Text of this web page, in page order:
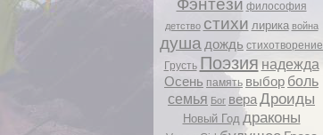
философия
детство стихи лирика война
душа дождь стихотворение
Грусть Поэзия надежда
Осень память выбор боль
семья Бог вераДроиды
Новый Год драконы